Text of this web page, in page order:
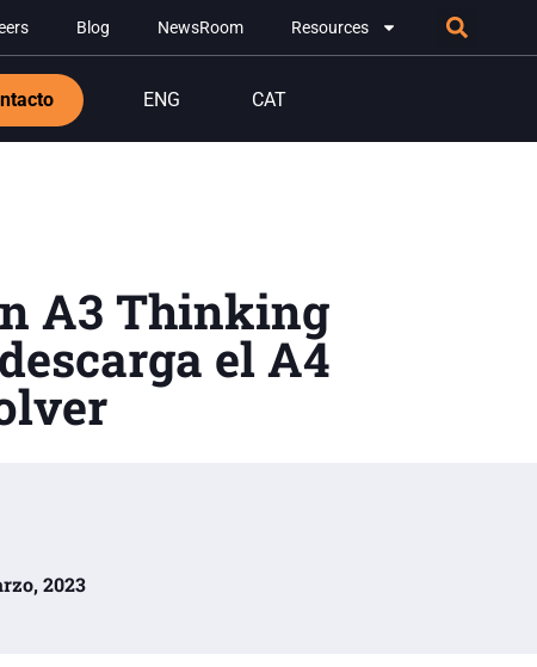
Blog NewsRoom Resources
ENG CAT
A3 Thinking
el A4
2023